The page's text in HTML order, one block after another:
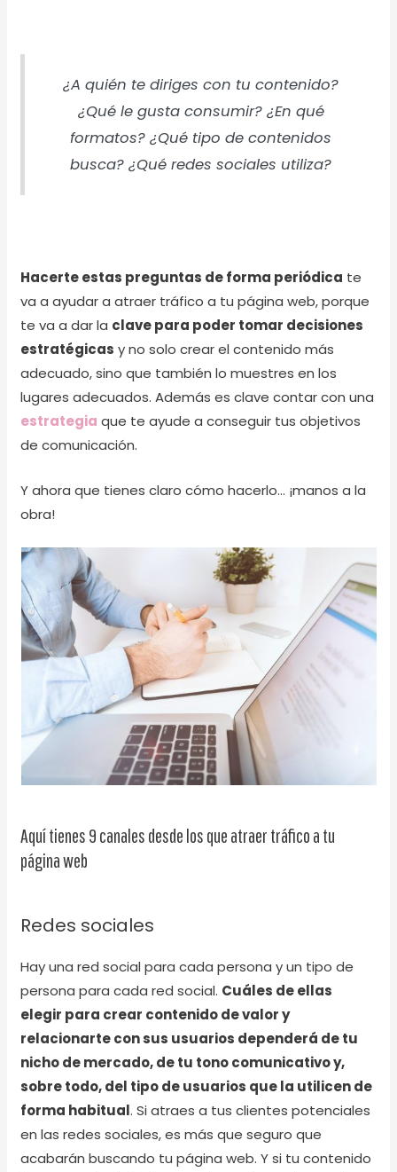
¿A quién te diriges con tu contenido?
¿Qué le gusta consumir? ¿En qué
formatos? ¿Qué tipo de contenidos
busca? ¿Qué redes sociales utiliza?
Hacerte estas preguntas de forma periódica te
va a ayudar a atraer tráfico a tu página web, porque
te va a dar la clave para poder tomar decisiones
estratégicas y no solo crear el contenido más
adecuado, sino que también lo muestres en los
lugares adecuados. Además es clave contar con una
estrategia que te ayude a conseguir tus objetivos
de comunicación.
Y ahora que tienes claro cómo hacerlo… ¡manos a la
obra!
Aquí tienes 9 canales desde los que atraer tráfico a tu
página web
Redes sociales
Hay una red social para cada persona y un tipo de
persona para cada red social. Cuáles de ellas
elegir para crear contenido de valor y
relacionarte con sus usuarios dependerá de tu
nicho de mercado, de tu tono comunicativo y,
sobre todo, del tipo de usuarios que la utilicen de
forma habitual. Si atraes a tus clientes potenciales
en las redes sociales, es más que seguro que
acabarán buscando tu página web. Y si tu contenido